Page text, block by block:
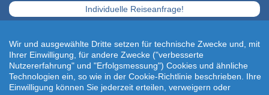
Individuelle Reiseanfrage!
Startseite|AGB|Kontakt|Impressum
|Datenschutz
Wir und ausgewählte Dritte setzen für technische Zwecke und, mit
Ihrer Einwilligung, für andere Zwecke ("verbesserte
Nutzererfahrung" und "Erfolgsmessung") Cookies und ähnliche
Technologien ein, so wie in der Cookie-Richtlinie beschrieben. Ihre
Einwilligung können Sie jederzeit erteilen, verweigern oder